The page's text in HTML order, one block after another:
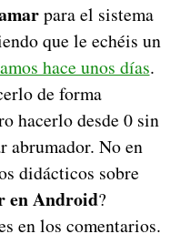
para el sistema
que le echéis un
hace unos días.
de forma
hacerlo desde 0 sin
abrumador. No en
didácticos sobre
en Android?
en los comentarios.